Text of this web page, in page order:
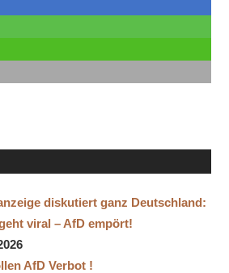
diskutiert ganz Deutschland:
viral – AfD empört!
AfD Verbot !